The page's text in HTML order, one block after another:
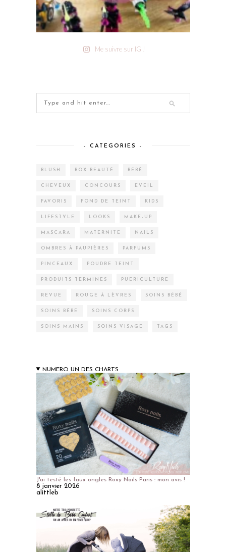
Me suivre sur IG !
– CATEGORIES –
BLUSH BOX BEAUTÉ BÉBÉ
CHEVEUX CONCOURS EVEIL
FAVORIS FOND DE TEINT KIDS
LIFESTYLE LOOKS MAKE-UP
MASCARA MATERNITÉ NAILS
OMBRES À PAUPIÈRES PARFUMS
PINCEAUX POUDRE TEINT
PRODUITS TERMINÉS PUÉRICULTURE
REVUE ROUGE À LÈVRES SOINS BÉBÉ
SOINS BÉBÉ SOINS CORPS
SOINS MAINS SOINS VISAGE TAGS
NUMERO UN DES CHARTS
J'ai testé les faux ongles Roxy Nails Paris : mon avis !
8 janvier 2026
alittleb